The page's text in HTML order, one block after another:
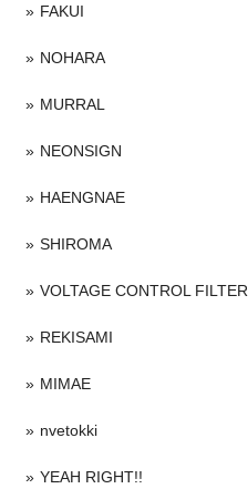
FAKUI
NOHARA
MURRAL
NEONSIGN
HAENGNAE
SHIROMA
VOLTAGE CONTROL FILTER
REKISAMI
MIMAE
nvetokki
YEAH RIGHT!!